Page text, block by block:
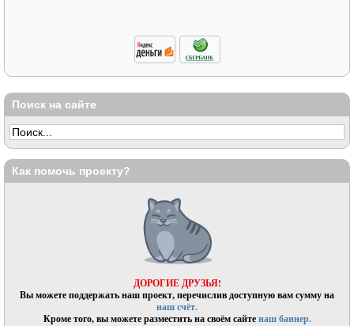
Поиск на сайте
Как помочь проекту?
ДОРОГИЕ ДРУЗЬЯ!
Вы можете поддержать наш проект, перечислив доступную вам сумму на
наш счёт.
Кроме того, вы можете разместить на своём сайтенаш баннер.